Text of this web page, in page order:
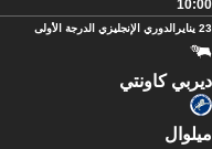
10:00
23 يناير الدوري الإنجليزي الدرجة الأولى
ديربي كاونتي
ميلوال